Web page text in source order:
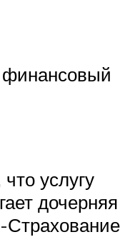
финансовый
услугу
дочерняя
Страхование